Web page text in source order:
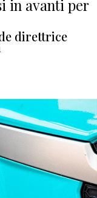
in avanti per
direttrice